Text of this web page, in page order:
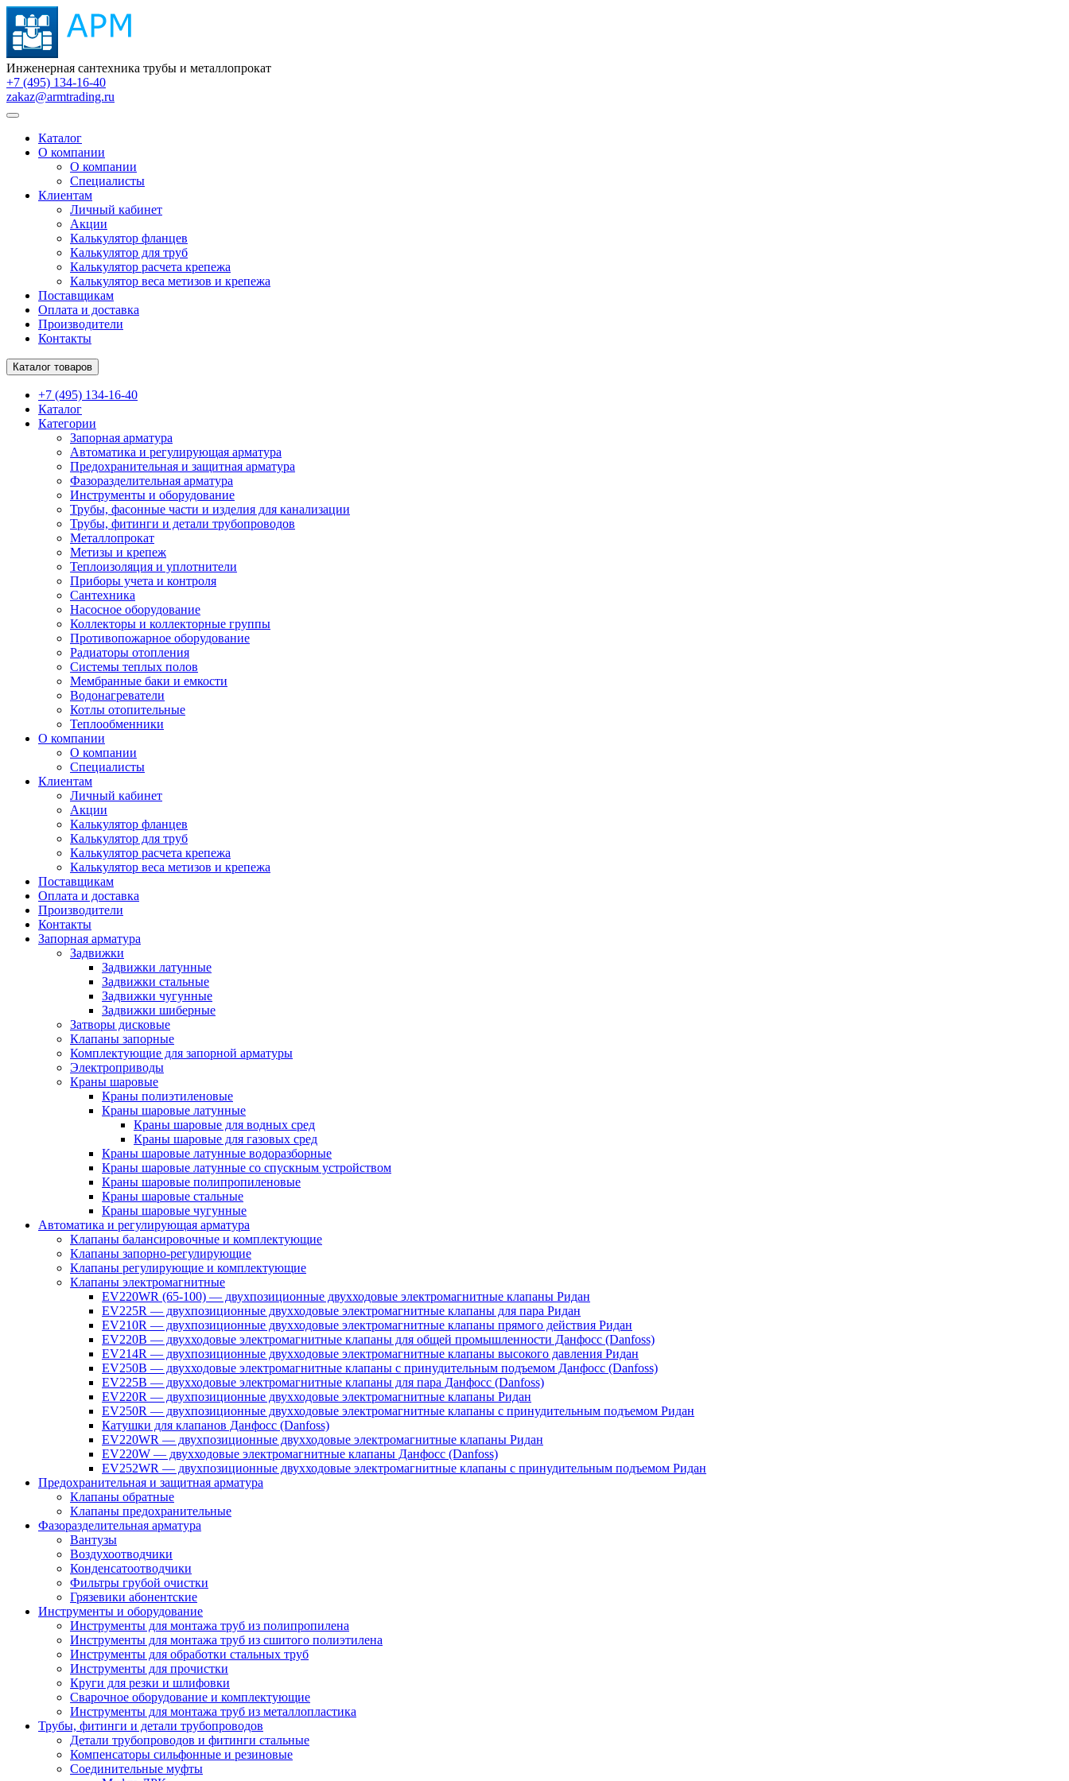
Инженерная сантехника трубы и металлопрокат
+7 (495) 134-16-40
zakaz@armtrading.ru
Каталог
О компании
О компании
Специалисты
Клиентам
Личный кабинет
Акции
Калькулятор фланцев
Калькулятор для труб
Калькулятор расчета крепежа
Калькулятор веса метизов и крепежа
Поставщикам
Оплата и доставка
Производители
Контакты
Каталог товаров
+7 (495) 134-16-40
Каталог
Категории
Запорная арматура
Автоматика и регулирующая арматура
Предохранительная и защитная арматура
Фазоразделительная арматура
Инструменты и оборудование
Трубы, фасонные части и изделия для канализации
Трубы, фитинги и детали трубопроводов
Металлопрокат
Метизы и крепеж
Теплоизоляция и уплотнители
Приборы учета и контроля
Сантехника
Насосное оборудование
Коллекторы и коллекторные группы
Противопожарное оборудование
Радиаторы отопления
Системы теплых полов
Мембранные баки и емкости
Водонагреватели
Котлы отопительные
Теплообменники
О компании
О компании
Специалисты
Клиентам
Личный кабинет
Акции
Калькулятор фланцев
Калькулятор для труб
Калькулятор расчета крепежа
Калькулятор веса метизов и крепежа
Поставщикам
Оплата и доставка
Производители
Контакты
Запорная арматура
Задвижки
Задвижки латунные
Задвижки стальные
Задвижки чугунные
Задвижки шиберные
Затворы дисковые
Клапаны запорные
Комплектующие для запорной арматуры
Электроприводы
Краны шаровые
Краны полиэтиленовые
Краны шаровые латунные
Краны шаровые для водных сред
Краны шаровые для газовых сред
Краны шаровые латунные водоразборные
Краны шаровые латунные со спускным устройством
Краны шаровые полипропиленовые
Краны шаровые стальные
Краны шаровые чугунные
Автоматика и регулирующая арматура
Клапаны балансировочные и комплектующие
Клапаны запорно-регулирующие
Клапаны регулирующие и комплектующие
Клапаны электромагнитные
EV220WR (65-100) — двухпозиционные двухходовые электромагнитные клапаны Ридан
EV225R — двухпозиционные двухходовые электромагнитные клапаны для пара Ридан
EV210R — двухпозиционные двухходовые электромагнитные клапаны прямого действия Ридан
EV220B — двухходовые электромагнитные клапаны для общей промышленности Данфосс (Danfoss)
EV214R — двухпозиционные двухходовые электромагнитные клапаны высокого давления Ридан
EV250B — двухходовые электромагнитные клапаны с принудительным подъемом Данфосс (Danfoss)
EV225B — двухходовые электромагнитные клапаны для пара Данфосс (Danfoss)
EV220R — двухпозиционные двухходовые электромагнитные клапаны Ридан
EV250R — двухпозиционные двухходовые электромагнитные клапаны с принудительным подъемом Ридан
Катушки для клапанов Данфосс (Danfoss)
EV220WR — двухпозиционные двухходовые электромагнитные клапаны Ридан
EV220W — двухходовые электромагнитные клапаны Данфосс (Danfoss)
EV252WR — двухпозиционные двухходовые электромагнитные клапаны с принудительным подъемом Ридан
Предохранительная и защитная арматура
Клапаны обратные
Клапаны предохранительные
Фазоразделительная арматура
Вантузы
Воздухоотводчики
Конденсатоотводчики
Фильтры грубой очистки
Грязевики абонентские
Инструменты и оборудование
Инструменты для монтажа труб из полипропилена
Инструменты для монтажа труб из сшитого полиэтилена
Инструменты для обработки стальных труб
Инструменты для прочистки
Круги для резки и шлифовки
Сварочное оборудование и комплектующие
Инструменты для монтажа труб из металлопластика
Трубы, фитинги и детали трубопроводов
Детали трубопроводов и фитинги стальные
Компенсаторы сильфонные и резиновые
Соединительные муфты